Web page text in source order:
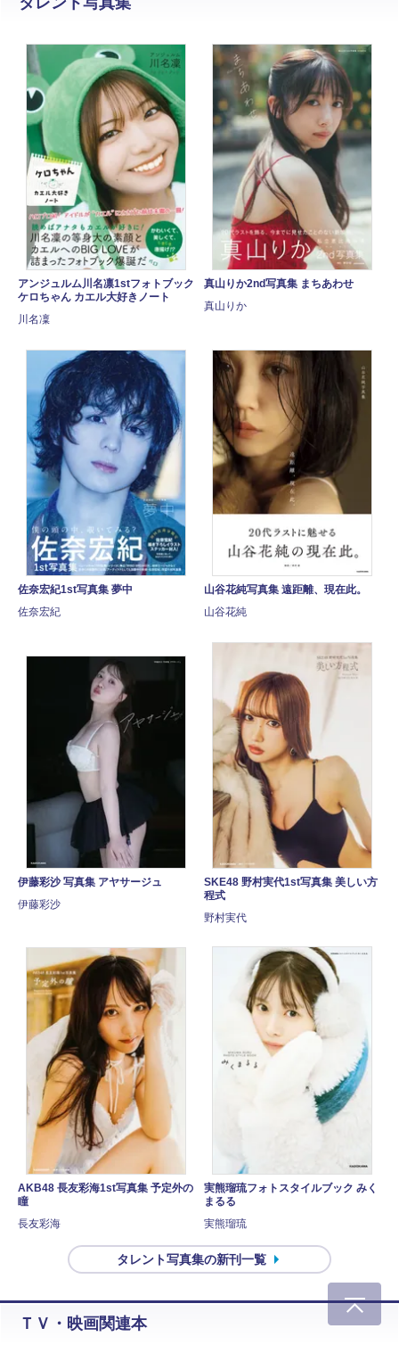
アンジュルム川名凛1stフォトブック
ケロちゃん カエル大好きノート
川名凜
真山りか2nd写真集 まちあわせ
真山りか
佐奈宏紀1st写真集 夢中
佐奈宏紀
山谷花純写真集 遠距離、現在此。
山谷花純
伊藤彩沙 写真集 アヤサージュ
伊藤彩沙
SKE48 野村実代1st写真集 美しい方
程式
野村実代
AKB48 長友彩海1st写真集 予定外の
瞳
長友彩海
実熊瑠琉フォトスタイルブック みく
まるる
実熊瑠琉
タレント写真集の新刊一覧
ＴＶ・映画関連本